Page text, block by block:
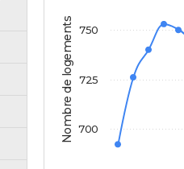
Nombre de logements 700
725
750